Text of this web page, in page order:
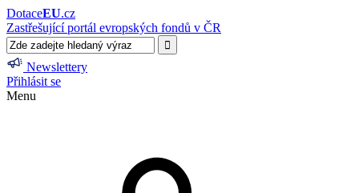
DotaceEU.cz
Zastřešující portál evropských fondů v ČR
Newslettery
Přihlásit se
Menu